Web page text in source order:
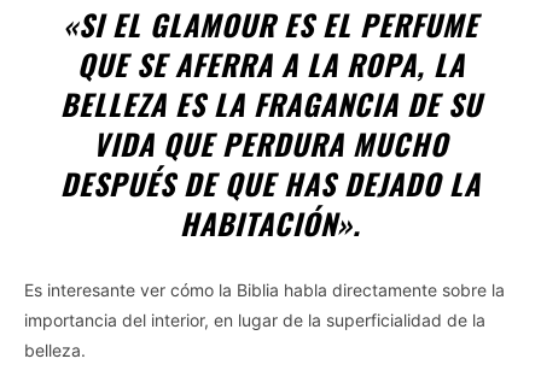
«SI EL GLAMOUR ES EL PERFUME
QUE SE AFERRA A LA ROPA, LA
BELLEZA ES LA FRAGANCIA DE SU
VIDA QUE PERDURA MUCHO
DESPUÉS DE QUE HAS DEJADO LA
HABITACIÓN».
Es interesante ver cómo la Biblia habla directamente sobre la
importancia del interior, en lugar de la superficialidad de la
belleza.